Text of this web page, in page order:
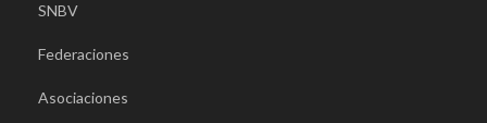
SNBV
Federaciones
Asociaciones